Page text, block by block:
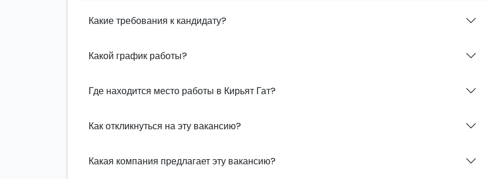
Какие требования к кандидату?
Какой график работы?
Где находится место работы в Кирьят Гат?
Как откликнуться на эту вакансию?
Какая компания предлагает эту вакансию?